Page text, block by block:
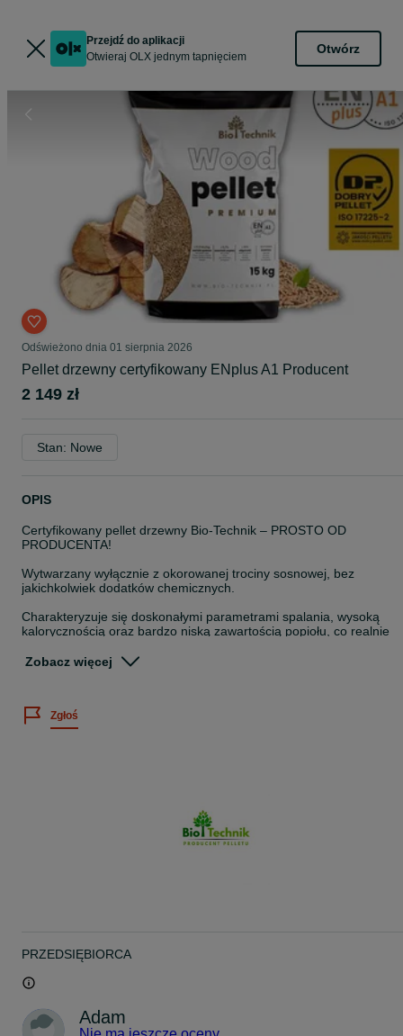
Przejdź do aplikacji
Otwieraj OLX jednym tapnięciem
Otwórz
Odświeżono dnia 01 sierpnia 2026
Pellet drzewny certyfikowany ENplus A1 Producent
2 149 zł
Stan: Nowe
OPIS
Certyfikowany pellet drzewny Bio-Technik – PROSTO OD
PRODUCENTA!
Wytwarzany wyłącznie z okorowanej trociny sosnowej, bez
jakichkolwiek dodatków chemicznych.
Charakteryzuje się doskonałymi parametrami spalania, wysoką
kalorycznością oraz bardzo niską zawartością popiołu, co realnie
Nasz pellet w pełni odpowiada wszystkim normom jakościowym,
które od 2025 roku są wymagane przez Ministerstwo Klimatu i
Zamawiając u nas masz pewność, że pellet kupujesz bezpośrednio
od zaufanego, lokalnego producenta z ponad 15-letnim
doświadczeniem na rynku, w przeciwieństwie do większości firm
handlowych w regionie, które importują pellet ze Wschodu. Kupuj
Zobacz więcej
Zgłoś
PRZEDSIĘBIORCA
Adam